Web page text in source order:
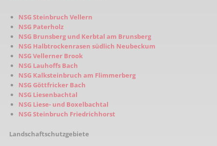
NSG Steinbruch Vellern
NSG Paterholz
NSG Brunsberg und Kerbtal am Brunsberg
NSG Halbtrockenrasen südlich Neubeckum
NSG Vellerner Brook
NSG Lauhoffs Bach
NSG Kalksteinbruch am Flimmerberg
NSG Göttfricker Bach
NSG Liesenbachtal
NSG Liese- und Boxelbachtal
NSG Steinbruch Friedrichhorst
Landschaftschutzgebiete